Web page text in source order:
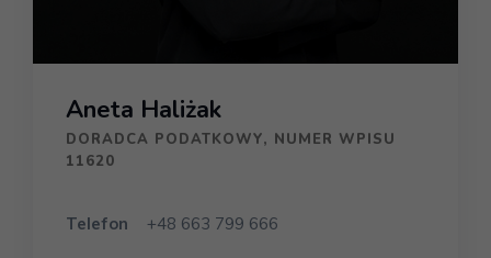
Aneta Haliżak
DORADCA PODATKOWY, NUMER WPISU
11620
Telefon +48 663 799 666